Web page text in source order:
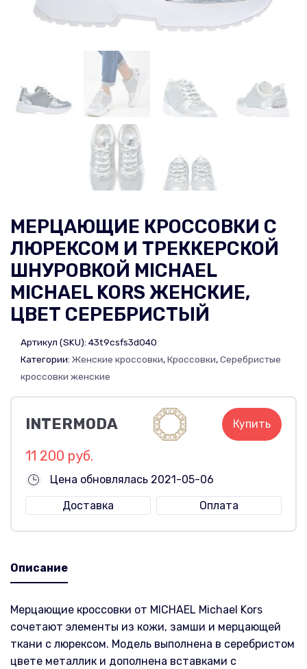
МЕРЦАЮЩИЕ КРОССОВКИ С
ЛЮРЕКСОМ И ТРЕККЕРСКОЙ
ШНУРОВКОЙ MICHAEL
MICHAEL KORS ЖЕНСКИЕ,
ЦВЕТ СЕРЕБРИСТЫЙ
Артикул (SKU): 43t9csfs3d040
Категории: Женские кроссовки,Кроссовки,Серебристые
кроссовки женские
INTERMODA Купить
11 200 руб.
Цена обновлялась 2021-05-06
Доставка
Оплата
Описание
Мерцающие кроссовки от MICHAEL Michael Kors
сочетают элементы из кожи, замши и мерцающей
ткани с люрексом. Модель выполнена в серебристом
цвете металлик и дополнена вставками с